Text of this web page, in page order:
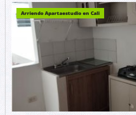
Arriendo Apartaestudio en Cali